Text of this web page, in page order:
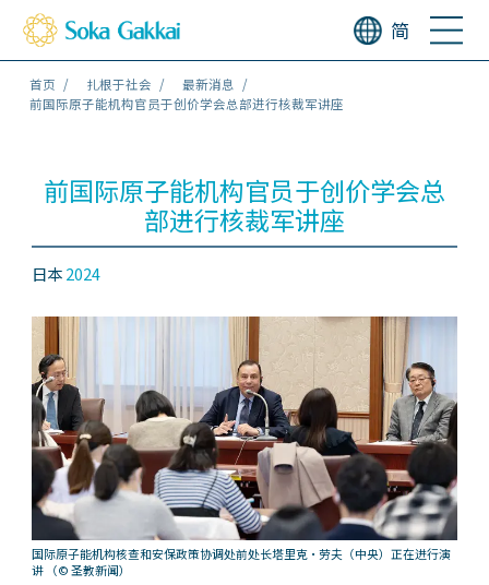
简
首页 扎根于社会
最新消息
前国际原子能机构官员于创价学会总部进行核裁军讲座
前国际原子能机构官员于创价学会总
部进行核裁军讲座
日本2024
国际原子能机构核查和安保政策协调处前处长塔里克・劳夫（中央）正在进行演
讲 （© 圣教新闻）